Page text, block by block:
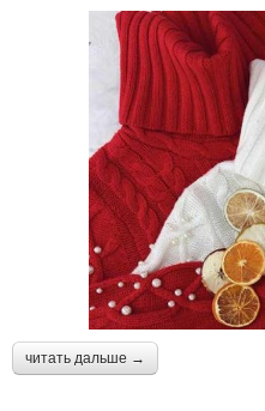
читать дальше →